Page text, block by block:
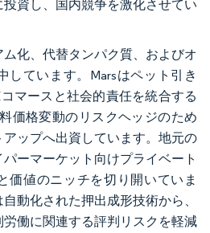
資し、国内競争を激化させてい
化、代替タンパク質、およびオ
しています。Marsはペット引き
マースと社会的責任を統合する
価格変動のリスクヘッジのため
ップへ出資しています。地元の
ーマーケット向けプライベート
価値のニッチを切り開いていま
動化された押出成形技術から、
働に関連する評判リスクを軽減